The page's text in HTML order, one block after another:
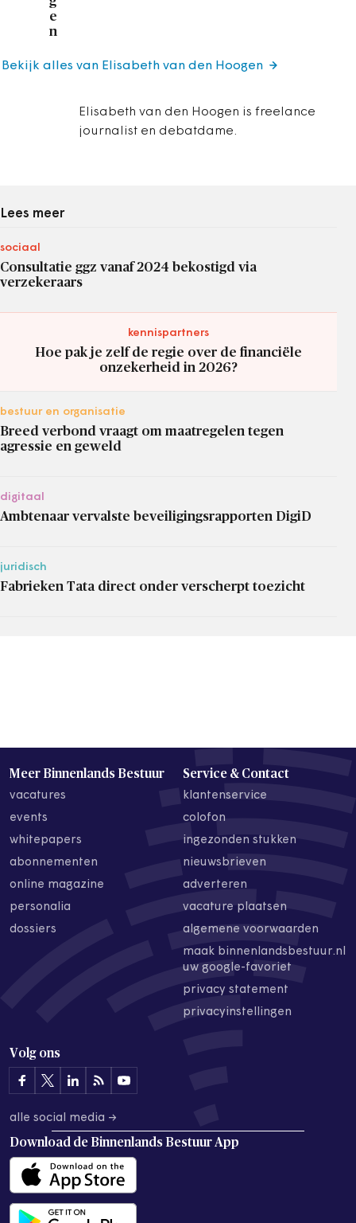
e
n
Elisabeth van den Hoogen is freelance
journalist en debatdame.
Bekijk alles van Elisabeth van den Hoogen
Lees meer
sociaal
Consultatie ggz vanaf 2024 bekostigd via
verzekeraars
kennispartners
Hoe pak je zelf de regie over de financiële
onzekerheid in 2026?
bestuur en organisatie
Breed verbond vraagt om maatregelen tegen
agressie en geweld
digitaal
Ambtenaar vervalste beveiligingsrapporten DigiD
juridisch
Fabrieken Tata direct onder verscherpt toezicht
Meer Binnenlands Bestuur
vacatures
events
whitepapers
abonnementen
online magazine
personalia
dossiers
Service & Contact
klantenservice
colofon
ingezonden stukken
nieuwsbrieven
adverteren
vacature plaatsen
algemene voorwaarden
maak binnenlandsbestuur.nl
uw google-favoriet
privacy statement
privacyinstellingen
Volg ons
alle social media →
Download de Binnenlands Bestuur App